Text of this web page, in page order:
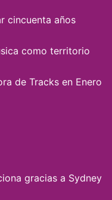
cincuenta años
como territorio
de Tracks en Enero
gracias a Sydney